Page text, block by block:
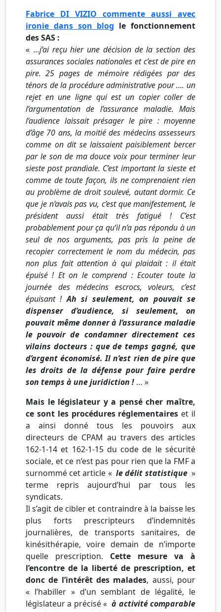
Fabrice DI VIZIO commente aussi avec
ironie dans son blog le fonctionnement
des SAS :
« …j’ai reçu hier une décision de la section des
assurances sociales nationales et c’est de pire en
pire. 25 pages de mémoire rédigées par des
ténors de la procédure administrative pour …. un
rejet en une ligne qui est un copier coller de
l’argumentation de l’assurance maladie. Mais
l’audience laissait présager le pire : moyenne
d’âge 70 ans, la moitié des médecins assesseurs
comme on dit se laissaient paisiblement bercer
par le son de ma douce voix pour terminer leur
sieste post prandiale. C’est important la sieste et
comme de toute façon, ils ne comprenaient rien
au problème de droit soulevé, autant dormir. Ce
que je n’avais pas vu, c’est que manifestement, le
président aussi était très fatigué ! C’est
probablement pour ça qu’il n’a pas répondu à un
seul de nos arguments, pas pris la peine de
recopier correctement le nom du médecin, pas
non plus fait attention à qui plaidait : il était
épuisé ! Et on le comprend : Ecouter toute la
journée des médecins escrocs, voleurs, c’est
épuisant !Ah si seulement, on pouvait se
dispenser d’audience, si seulement, on
pouvait même donner à l’assurance maladie
le pouvoir de condamner directement ces
vilains docteurs : que de temps gagné, que
d’argent économisé. Il n’est rien de pire que
les droits de la défense pour faire perdre
son temps à une juridiction ! … »
Mais le législateur y a pensé cher maître,
ce sont les procédures réglementaires et il
a ainsi donné tous les pouvoirs aux
directeurs de CPAM au travers des articles
162-1-14 et 162-1-15 du code de le sécurité
sociale, et ce n’est pas pour rien que la FMF a
surnommé cet article « le délit statistique »
terme repris aujourd’hui par tous les
syndicats.
Il s’agit de cibler et contraindre à la baisse les
plus forts prescripteurs d’indemnités
journalières, de transports sanitaires, de
kinésithérapie, voire demain de n’importe
quelle prescription. Cette mesure va à
l’encontre de la liberté de prescription, et
donc de l’intérêt des malades, aussi, pour
« l’habiller » d’un semblant de légalité, le
législateur a précisé « à activité comparable